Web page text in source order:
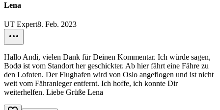
Lena
UT Expert8. Feb. 2023
Hallo Andi, vielen Dank für Deinen Kommentar. Ich würde sagen,
Bodø ist vom Standort her geschickter. Ab hier fährt eine Fähre zu
den Lofoten. Der Flughafen wird von Oslo angeflogen und ist nicht
weit vom Fähranleger entfernt. Ich hoffe, ich konnte Dir
weiterhelfen. Liebe Grüße Lena